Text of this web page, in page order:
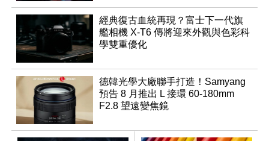
經典復古血統再現？富士下一代旗
艦相機 X-T6 傳將迎來外觀與色彩科
學雙重優化
德韓光學大廠聯手打造！Samyang
預告 8 月推出 L 接環 60-180mm
F2.8 望遠變焦鏡